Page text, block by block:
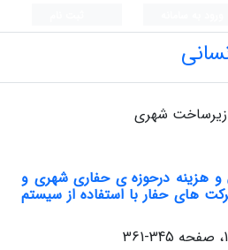
شهری
و هزینه درحوزه ی حفاری شهری و
های حفار با استفاده از سیستم
345-361